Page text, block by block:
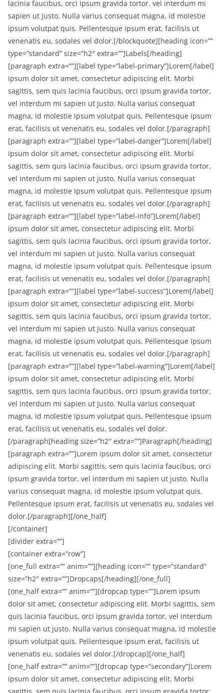
lacinia faucibus, orci ipsum gravida tortor, vel interdum mi
sapien ut justo. Nulla varius consequat magna, id molestie
ipsum volutpat quis. Pellentesque ipsum erat, facilisis ut
venenatis eu, sodales vel dolor.[/blockquote][heading icon=””
type=”standard” size=”h2″ extra=””]Labels[/heading]
[paragraph extra=””][label type=”label-primary”]Lorem[/label]
ipsum dolor sit amet, consectetur adipiscing elit. Morbi
sagittis, sem quis lacinia faucibus, orci ipsum gravida tortor,
vel interdum mi sapien ut justo. Nulla varius consequat
magna, id molestie ipsum volutpat quis. Pellentesque ipsum
erat, facilisis ut venenatis eu, sodales vel dolor.[/paragraph]
[paragraph extra=””][label type=”label-danger”]Lorem[/label]
ipsum dolor sit amet, consectetur adipiscing elit. Morbi
sagittis, sem quis lacinia faucibus, orci ipsum gravida tortor,
vel interdum mi sapien ut justo. Nulla varius consequat
magna, id molestie ipsum volutpat quis. Pellentesque ipsum
erat, facilisis ut venenatis eu, sodales vel dolor.[/paragraph]
[paragraph extra=””][label type=”label-info”]Lorem[/label]
ipsum dolor sit amet, consectetur adipiscing elit. Morbi
sagittis, sem quis lacinia faucibus, orci ipsum gravida tortor,
vel interdum mi sapien ut justo. Nulla varius consequat
magna, id molestie ipsum volutpat quis. Pellentesque ipsum
erat, facilisis ut venenatis eu, sodales vel dolor.[/paragraph]
[paragraph extra=””][label type=”label-success”]Lorem[/label]
ipsum dolor sit amet, consectetur adipiscing elit. Morbi
sagittis, sem quis lacinia faucibus, orci ipsum gravida tortor,
vel interdum mi sapien ut justo. Nulla varius consequat
magna, id molestie ipsum volutpat quis. Pellentesque ipsum
erat, facilisis ut venenatis eu, sodales vel dolor.[/paragraph]
[paragraph extra=””][label type=”label-warning”]Lorem[/label]
ipsum dolor sit amet, consectetur adipiscing elit. Morbi
sagittis, sem quis lacinia faucibus, orci ipsum gravida tortor,
vel interdum mi sapien ut justo. Nulla varius consequat
magna, id molestie ipsum volutpat quis. Pellentesque ipsum
erat, facilisis ut venenatis eu, sodales vel dolor.
[/paragraph[heading size=”h2″ extra=””]Paragraph[/heading]
[paragraph extra=””]Lorem ipsum dolor sit amet, consectetur
adipiscing elit. Morbi sagittis, sem quis lacinia faucibus, orci
ipsum gravida tortor, vel interdum mi sapien ut justo. Nulla
varius consequat magna, id molestie ipsum volutpat quis.
Pellentesque ipsum erat, facilisis ut venenatis eu, sodales vel
dolor.[/paragraph][/one_half]
[/container]
[divider extra=””]
[container extra=”row”]
[one_full extra=”” anim=””][heading icon=”” type=”standard”
size=”h2″ extra=””]Dropcaps[/heading][/one_full]
[one_half extra=”” anim=””][dropcap type=””]Lorem ipsum
dolor sit amet, consectetur adipiscing elit. Morbi sagittis, sem
quis lacinia faucibus, orci ipsum gravida tortor, vel interdum
mi sapien ut justo. Nulla varius consequat magna, id molestie
ipsum volutpat quis. Pellentesque ipsum erat, facilisis ut
venenatis eu, sodales vel dolor.[/dropcap][/one_half]
[one_half extra=”” anim=””][dropcap type=”secondary”]Lorem
ipsum dolor sit amet, consectetur adipiscing elit. Morbi